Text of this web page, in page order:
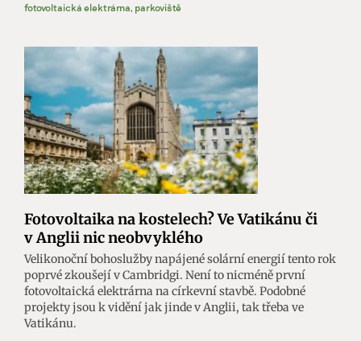
fotovoltaická elektrárna, parkoviště
Fotovoltaika na kostelech? Ve Vatikánu či
v Anglii nic neobvyklého
Velikonoční bohoslužby napájené solární energií tento rok
poprvé zkoušejí v Cambridgi. Není to nicméně první
fotovoltaická elektrárna na církevní stavbě. Podobné
projekty jsou k vidění jak jinde v Anglii, tak třeba ve
Vatikánu.